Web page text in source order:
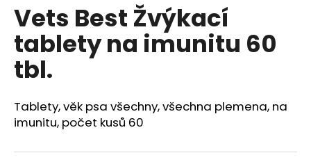
produktu
je
0,0
z
5
hvězdiček.
Vets Best Žvýkací
tablety na imunitu 60
tbl.
Tablety, věk psa všechny, všechna plemena, na
imunitu, počet kusů 60
HLEDAT
D
o
p